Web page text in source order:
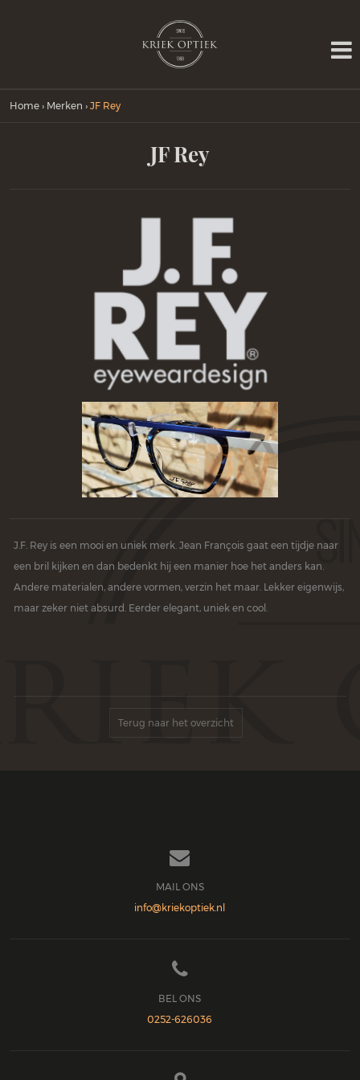
Home › Merken ›JF Rey
JF Rey
J.F. Rey is een mooi en uniek merk. Jean François gaat een tijdje naar
een bril kijken en dan bedenkt hij een manier hoe het anders kan.
Andere materialen, andere vormen, verzin het maar. Lekker eigenwijs,
maar zeker niet absurd. Eerder elegant, uniek en cool.
Terug naar het overzicht

MAIL ONS
info@kriekoptiek.nl

BEL ONS
0252-626036